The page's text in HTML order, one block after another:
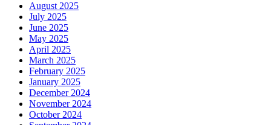
August 2025
July 2025
June 2025
May 2025
April 2025
March 2025
February 2025
January 2025
December 2024
November 2024
October 2024